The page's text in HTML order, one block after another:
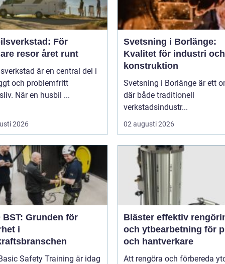
För
resor året runt
är en central del i
och problemfritt
När en husbil ...
2026
Svetsning i Borlänge:
Kvalitet för industri och
konstruktion
Svetsning i Borlänge är ett
där både traditionell
verkstadsindustr...
02 augusti 2026
BST: Grunden för
i
Safety Training är idag
Bläster effektiv rengöring
och ytbearbetning för
och hantverkare
Att rengöra och förbereda